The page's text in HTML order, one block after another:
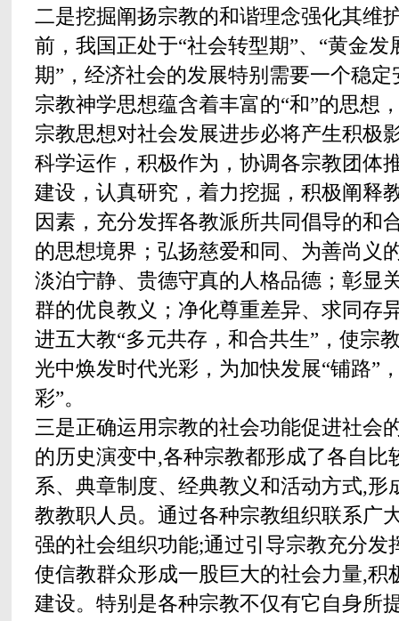
二是挖掘阐扬宗教的和谐理念强化其维
前，我国正处于“社会转型期”、“黄金发
期”，经济社会的发展特别需要一个稳
宗教神学思想蕴含着丰富的“和”的思想
宗教思想对社会发展进步必将产生积极
科学运作，积极作为，协调各宗教团体
建设，认真研究，着力挖掘，积极阐释
因素，充分发挥各教派所共同倡导的和
的思想境界；弘扬慈爱和同、为善尚义
淡泊宁静、贵德守真的人格品德；彰显
群的优良教义；净化尊重差异、求同存
进五大教“多元共存，和合共生”，使宗
光中焕发时代光彩，为加快发展“铺路”
彩”。
三是正确运用宗教的社会功能促进社会
的历史演变中,各种宗教都形成了各自比
系、典章制度、经典教义和活动方式,形
教教职人员。通过各种宗教组织联系广
强的社会组织功能;通过引导宗教充分发
使信教群众形成一股巨大的社会力量,积
建设。特别是各种宗教不仅有它自身所